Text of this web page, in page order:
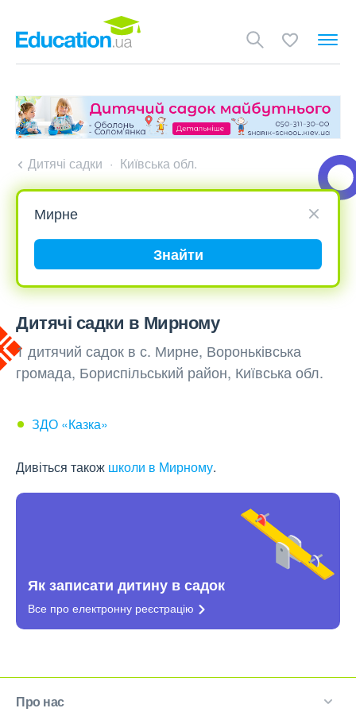
Дитячі садки Київська обл.
Знайти
Дитячі садки в Мирному
1 дитячий садок в с. Мирне, Вороньківська
громада, Бориспільський район, Київська обл.
ЗДО «Казка»
Дивіться також школи в Мирному.
Як записати дитину в садок
Все про електронну реєстрацію
Про нас